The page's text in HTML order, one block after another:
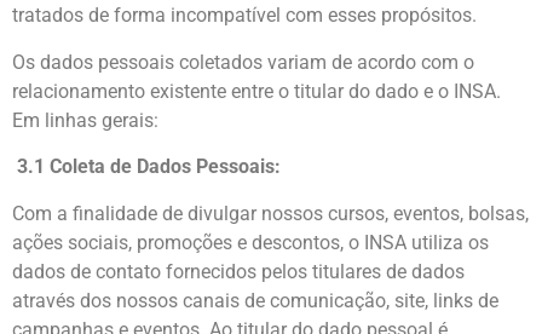
tratados de forma incompatível com esses propósitos.
Os dados pessoais coletados variam de acordo com o
relacionamento existente entre o titular do dado e o INSA.
Em linhas gerais:
3.1 Coleta de Dados Pessoais:
Com a finalidade de divulgar nossos cursos, eventos, bolsas,
ações sociais, promoções e descontos, o INSA utiliza os
dados de contato fornecidos pelos titulares de dados
através dos nossos canais de comunicação, site, links de
campanhas e eventos. Ao titular do dado pessoal é